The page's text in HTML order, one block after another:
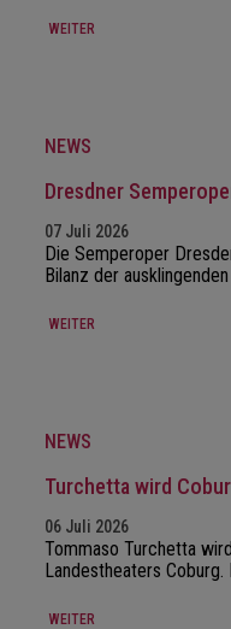
WEITER
NEWS
Dresdner
07 Juli 2026
Die Semperoper
Bilanz der
WEITER
NEWS
Turchetta wird
06 Juli 2026
Tommaso Turchetta
Landestheaters Coburg.
WEITER